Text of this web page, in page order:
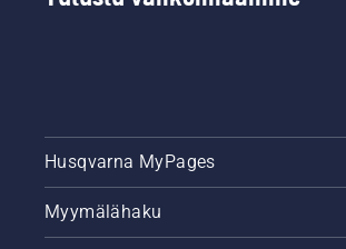
Husqvarna MyPages
Myymälähaku